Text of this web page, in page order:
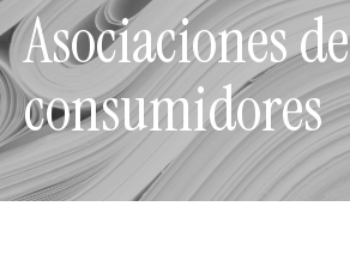
Asociaciones de
consumidores